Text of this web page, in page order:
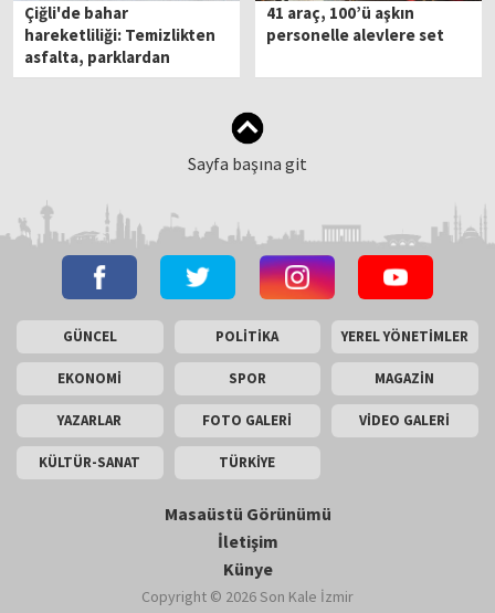
Çiğli'de bahar
hareketliliği: Temizlikten
asfalta, parklardan
budamaya yoğun mesai
41 araç, 100’ü aşkın
personelle alevlere set
Sayfa başına git
GÜNCEL POLİTİKA YEREL YÖNETİMLER
EKONOMİ SPOR MAGAZİN
YAZARLAR FOTO GALERİ VİDEO GALERİ
KÜLTÜR-SANAT TÜRKİYE
Masaüstü Görünümü
İletişim
Künye
Copyright © 2026 Son Kale İzmir